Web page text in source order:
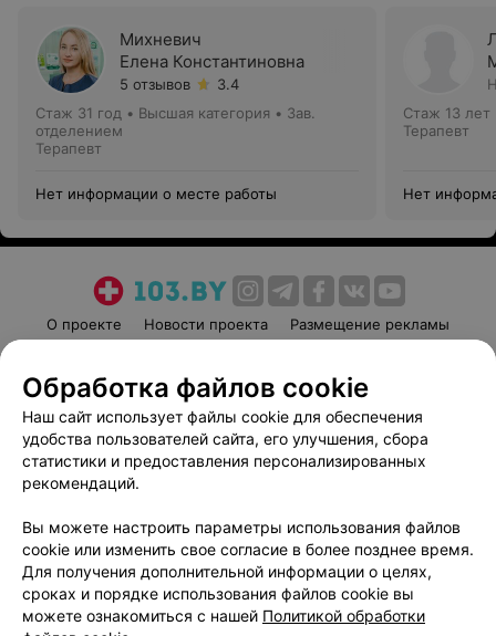
Михневич
Елена Константиновна
5 отзывов
3.4
Стаж 31 год • Высшая категория • Зав.
отделением
Терапевт
Нет информации о месте работы
Стаж 13 лет
Терапевт
Нет
О проекте Новости проекта
Размещение рекламы
Пользовательское соглашение
Способы оплаты
Вакансии
Партнеры
Написать руководителю 103.by
Обработка персональных данных
Обработка файлов cookie
Наш сайт использует файлы cookie для обеспечения
удобства пользователей сайта, его улучшения, сбора
статистики и предоставления персонализированных
рекомендаций.
Вы можете настроить параметры использования файлов
cookie или изменить свое согласие в более позднее время.
Для получения дополнительной информации о целях,
сроках и порядке использования файлов cookie вы
можете ознакомиться с нашей Политикой обработки